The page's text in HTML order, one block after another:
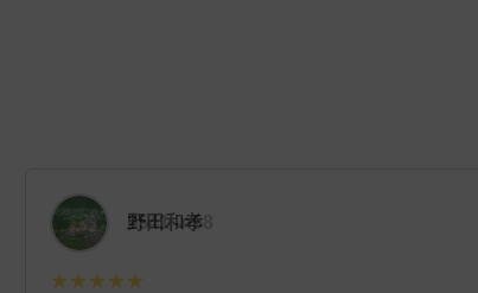
2541 -n58
★★★★★
野田和孝
★★★★★